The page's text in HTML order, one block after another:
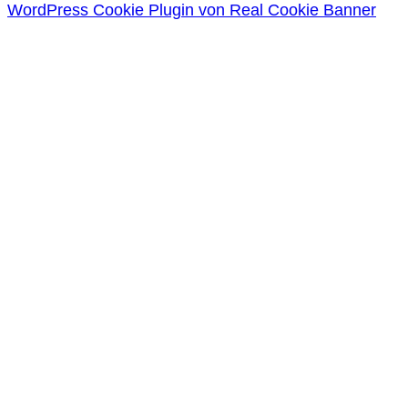
WordPress Cookie Plugin von Real Cookie Banner